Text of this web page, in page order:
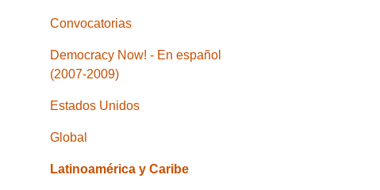
Convocatorias
Democracy Now! - En español
(2007-2009)
Estados Unidos
Global
Latinoamérica y Caribe